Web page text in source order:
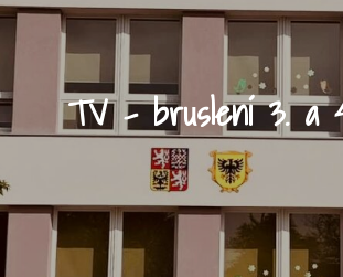
TV – bruslení 3. a